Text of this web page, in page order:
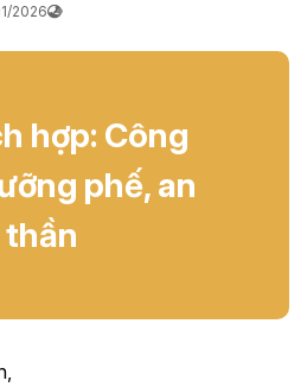
2026
hợp: Công
phế, an
thần